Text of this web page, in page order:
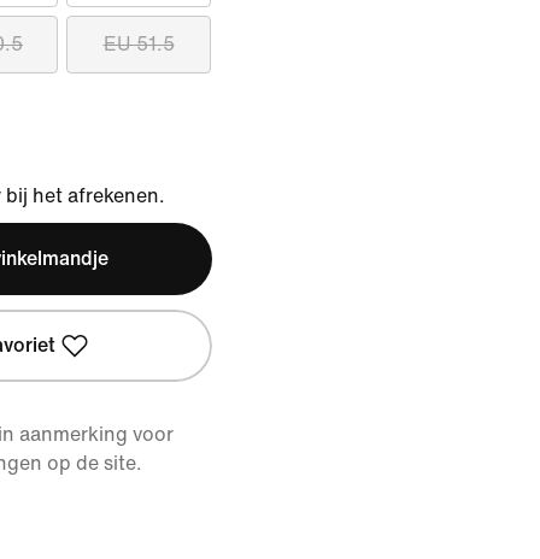
EU 51.5
het afrekenen.
aanmerking voor
op de site.